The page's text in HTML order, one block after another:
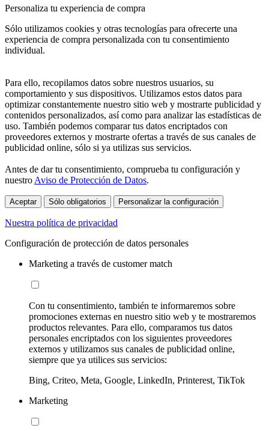
Personaliza tu experiencia de compra
Sólo utilizamos cookies y otras tecnologías para ofrecerte una
experiencia de compra personalizada con tu consentimiento
individual.
Para ello, recopilamos datos sobre nuestros usuarios, su
comportamiento y sus dispositivos. Utilizamos estos datos para
optimizar constantemente nuestro sitio web y mostrarte publicidad y
contenidos personalizados, así como para analizar las estadísticas de
uso. También podemos comparar tus datos encriptados con
proveedores externos y mostrarte ofertas a través de sus canales de
publicidad online, sólo si ya utilizas sus servicios.
Antes de dar tu consentimiento, comprueba tu configuración y
nuestro Aviso de Protección de Datos.
Aceptar Sólo obligatorios Personalizar la configuración
Nuestra política de privacidad
Configuración de protección de datos personales
Marketing a través de customer match
Con tu consentimiento, también te informaremos sobre
promociones externas en nuestro sitio web y te mostraremos
productos relevantes. Para ello, comparamos tus datos
personales encriptados con los siguientes proveedores
externos y utilizamos sus canales de publicidad online,
siempre que ya utilices sus servicios:
Bing, Criteo, Meta, Google, LinkedIn, Printerest, TikTok
Marketing